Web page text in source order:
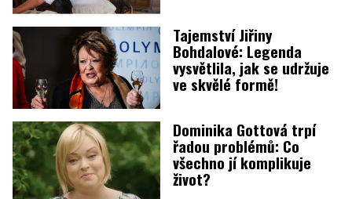
Tajemství Jiřiny
Bohdalové: Legenda
vysvětlila, jak se udržuje
ve skvělé formě!
Dominika Gottová trpí
řadou problémů: Co
všechno jí komplikuje
život?